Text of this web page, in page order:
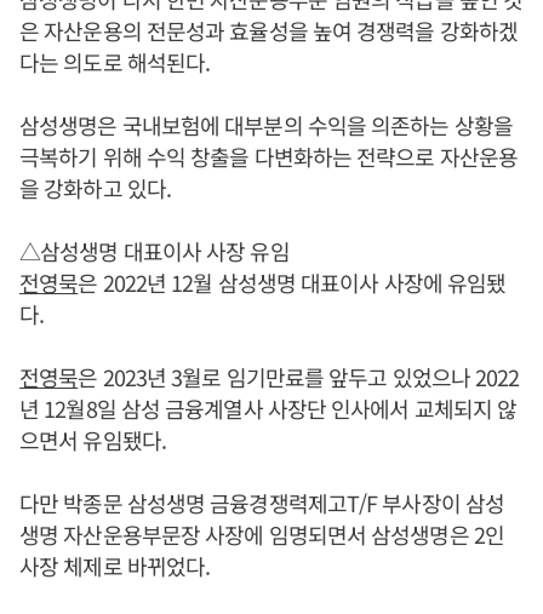
은 자산운용의 전문성과 효율성을 높여 경쟁력을 강화하겠
다는 의도로 해석된다.
삼성생명은 국내보험에 대부분의 수익을 의존하는 상황을
극복하기 위해 수익 창출을 다변화하는 전략으로 자산운용
을 강화하고 있다.
△삼성생명 대표이사 사장 유임
전영묵은 2022년 12월 삼성생명 대표이사 사장에 유임됐
다.
전영묵은 2023년 3월로 임기만료를 앞두고 있었으나 2022
년 12월8일 삼성 금융계열사 사장단 인사에서 교체되지 않
으면서 유임됐다.
다만 박종문 삼성생명 금융경쟁력제고T/F 부사장이 삼성
생명 자산운용부문장 사장에 임명되면서 삼성생명은 2인
사장 체제로 바뀌었다.